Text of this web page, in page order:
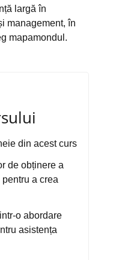
largă în
management, în
mapamondul.
din acest curs
de obținere a
a crea
o abordare
asistența